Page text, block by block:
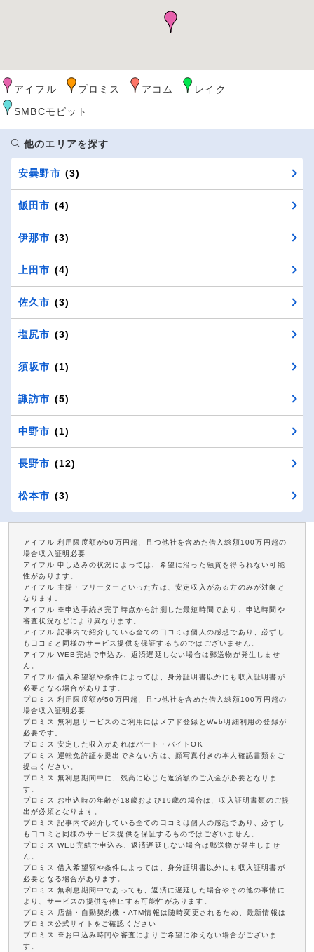
アイフル プロミス アコム
レイク
SMBCモビット
他のエリアを探す
安曇野市 (3)
飯田市 (4)
伊那市 (3)
上田市 (4)
佐久市 (3)
塩尻市 (3)
須坂市 (1)
諏訪市 (5)
中野市 (1)
長野市 (12)
松本市 (3)
アイフル 利用限度額が50万円超、且つ他社を含めた借入総額100万円超の
場合収入証明必要
アイフル 申し込みの状況によっては、希望に沿った融資を得られない可能
性があります。
アイフル 主婦・フリーターといった方は、安定収入がある方のみが対象と
なります。
アイフル ※申込手続き完了時点から計測した最短時間であり、申込時間や
審査状況などにより異なります。
アイフル 記事内で紹介している全ての口コミは個人の感想であり、必ずし
も口コミと同様のサービス提供を保証するものではございません。
アイフル WEB完結で申込み、返済遅延しない場合は郵送物が発生しませ
ん。
アイフル 借入希望額や条件によっては、身分証明書以外にも収入証明書が
必要となる場合があります。
プロミス 利用限度額が50万円超、且つ他社を含めた借入総額100万円超の
場合収入証明必要
プロミス 無利息サービスのご利用にはメアド登録とWeb明細利用の登録が
必要です。
プロミス 安定した収入があればパート・バイトOK
プロミス 運転免許証を提出できない方は、顔写真付きの本人確認書類をご
提出ください。
プロミス 無利息期間中に、残高に応じた返済額のご入金が必要となりま
す。
プロミス お申込時の年齢が18歳および19歳の場合は、収入証明書類のご提
出が必須となります。
プロミス 記事内で紹介している全ての口コミは個人の感想であり、必ずし
も口コミと同様のサービス提供を保証するものではございません。
プロミス WEB完結で申込み、返済遅延しない場合は郵送物が発生しませ
ん。
プロミス 借入希望額や条件によっては、身分証明書以外にも収入証明書が
必要となる場合があります。
プロミス 無利息期間中であっても、返済に遅延した場合やその他の事情に
より、サービスの提供を停止する可能性があります。
プロミス 店舗・自動契約機・ATM情報は随時変更されるため、最新情報は
プロミス公式サイトをご確認ください
プロミス ※お申込み時間や審査によりご希望に添えない場合がございま
す。